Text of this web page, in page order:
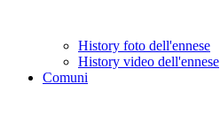
History foto dell'ennese
History video dell'ennese
Comuni